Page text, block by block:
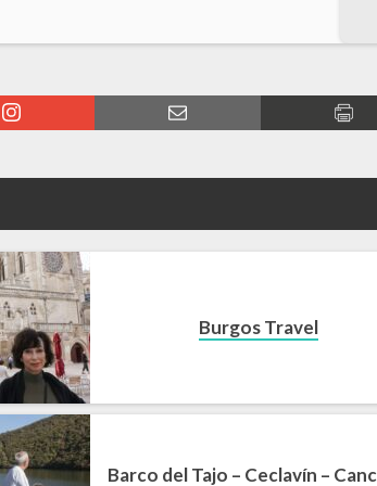
Burgos Travel
Barco del Tajo – Ceclavín –